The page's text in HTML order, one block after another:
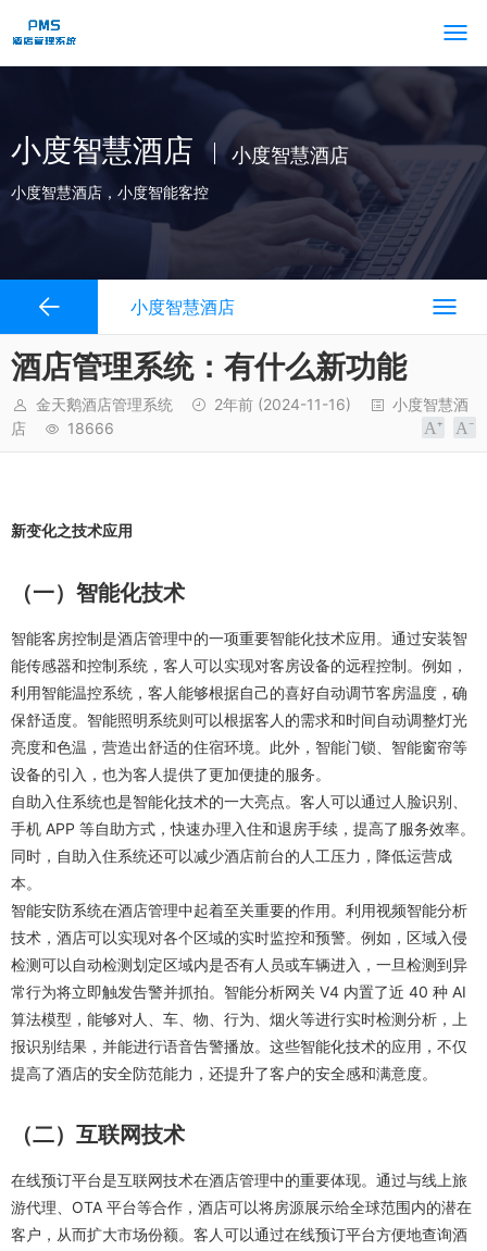
小度智慧酒店 小度智慧酒店
小度智慧酒店，小度智能客控
小度智慧酒店
酒店管理系统：有什么新功能
金天鹅酒店管理系统 2年前 (2024-11-16)
小度智慧酒
店
18666
新变化之技术应用
（一）智能化技术
智能客房控制是酒店管理中的一项重要智能化技术应用。通过安装智
能传感器和控制系统，客人可以实现对客房设备的远程控制。例如，
利用智能温控系统，客人能够根据自己的喜好自动调节客房温度，确
保舒适度。智能照明系统则可以根据客人的需求和时间自动调整灯光
亮度和色温，营造出舒适的住宿环境。此外，智能门锁、智能窗帘等
设备的引入，也为客人提供了更加便捷的服务。
自助入住系统也是智能化技术的一大亮点。客人可以通过人脸识别、
手机 APP 等自助方式，快速办理入住和退房手续，提高了服务效率。
同时，自助入住系统还可以减少酒店前台的人工压力，降低运营成
本。
智能安防系统在酒店管理中起着至关重要的作用。利用视频智能分析
技术，酒店可以实现对各个区域的实时监控和预警。例如，区域入侵
检测可以自动检测划定区域内是否有人员或车辆进入，一旦检测到异
常行为将立即触发告警并抓拍。智能分析网关 V4 内置了近 40 种 AI
算法模型，能够对人、车、物、行为、烟火等进行实时检测分析，上
报识别结果，并能进行语音告警播放。这些智能化技术的应用，不仅
提高了酒店的安全防范能力，还提升了客户的安全感和满意度。
（二）互联网技术
在线预订平台是互联网技术在酒店管理中的重要体现。通过与线上旅
游代理、OTA 平台等合作，酒店可以将房源展示给全球范围内的潜在
客户，从而扩大市场份额。客人可以通过在线预订平台方便地查询酒